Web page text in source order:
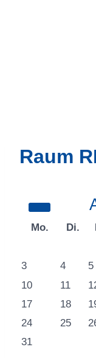
Raum
Mo. Di.
3
4 5
10
11
17
18
24
25
31